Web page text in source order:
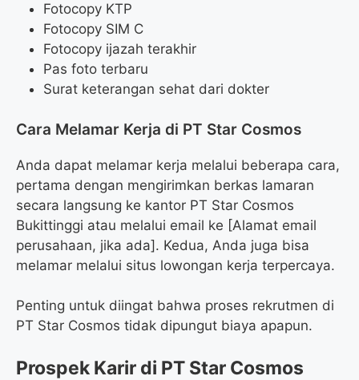
Fotocopy KTP
Fotocopy SIM C
Fotocopy ijazah terakhir
Pas foto terbaru
Surat keterangan sehat dari dokter
Cara Melamar Kerja di PT Star Cosmos
Anda dapat melamar kerja melalui beberapa cara,
pertama dengan mengirimkan berkas lamaran
secara langsung ke kantor PT Star Cosmos
Bukittinggi atau melalui email ke [Alamat email
perusahaan, jika ada]. Kedua, Anda juga bisa
melamar melalui situs lowongan kerja terpercaya.
Penting untuk diingat bahwa proses rekrutmen di
PT Star Cosmos tidak dipungut biaya apapun.
Prospek Karir di PT Star Cosmos